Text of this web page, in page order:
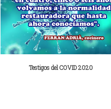
Testigos del COVID 2020